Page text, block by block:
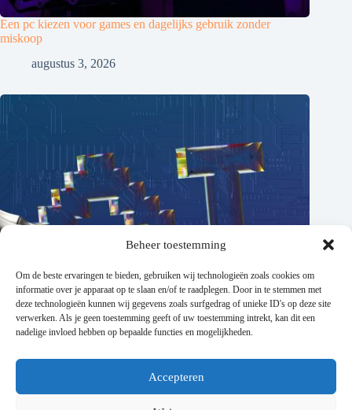
Beheer toestemming
Om de beste ervaringen te bieden, gebruiken wij technologieën zoals cookies om
informatie over je apparaat op te slaan en/of te raadplegen. Door in te stemmen met
deze technologieën kunnen wij gegevens zoals surfgedrag of unieke ID's op deze site
verwerken. Als je geen toestemming geeft of uw toestemming intrekt, kan dit een
nadelige invloed hebben op bepaalde functies en mogelijkheden.
Accepteren
Een pc kiezen voor games en dagelijks gebruik zonder
miskoop
augustus 3, 2026